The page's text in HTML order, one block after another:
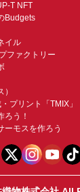
T NFT
Budgets
イル
ファクトリー
プリント「TMIX」
ろう！
ーモスを作ろう